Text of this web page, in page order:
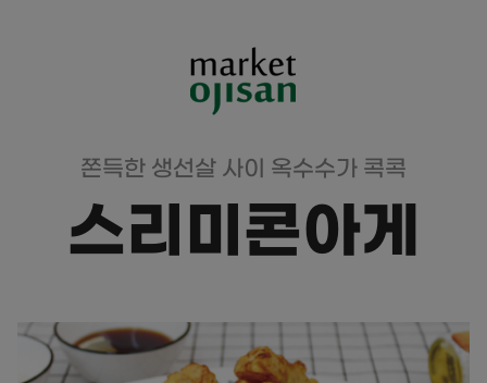
쫀득한 생선살 사이 옥수수가 콕콕
스리미콘아게